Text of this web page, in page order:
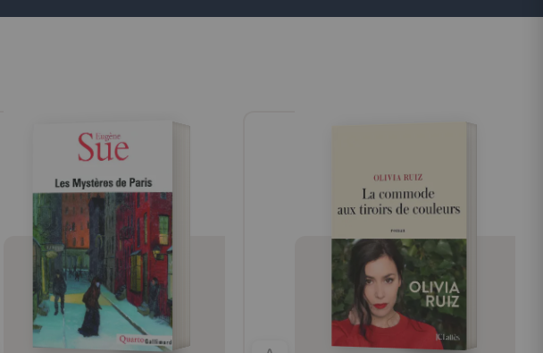
cruauté contraste avec la pureté morale de
Fleur-de-Marie, comme avec la face solaire
de Rodolphe, providence de tous les
malheureux honnêtes dont il croise le
chemin. Le roman exprime dans son
ensemble une quête assoiffée de
régénération morale de la société, par
l'amélioration des mécanismes préventifs et
répressifs (c'est le sens de l'engagement de
Sue en faveur dans l'encellulement des
criminels) ainsi que par l'invention de
mécanismes d'incitation au Bien, police ou
tribunal de la Vertu, qui doivent